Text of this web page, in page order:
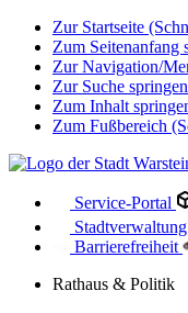
Zur Startseite
Zum Seitenanfang
Zur Navigation/
Zur Suche
Zum Inhalt
Zum Fußbereich
Service-Portal
Barrierefreiheit
Rathaus & Politik